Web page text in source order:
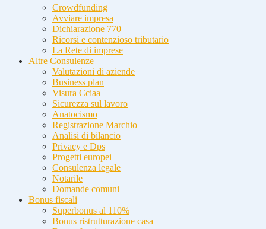
Crowdfunding
Avviare impresa
Dichiarazione 770
Ricorsi e contenzioso tributario
La Rete di imprese
Altre Consulenze
Valutazioni di aziende
Business plan
Visura Cciaa
Sicurezza sul lavoro
Anatocismo
Registrazione Marchio
Analisi di bilancio
Privacy e Dps
Progetti europei
Consulenza legale
Notarile
Domande comuni
Bonus fiscali
Superbonus al 110%
Bonus ristrutturazione casa